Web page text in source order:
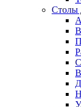
Столы